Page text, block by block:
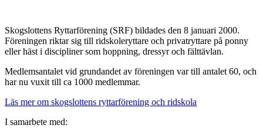
Skogslottens Ryttarförening (SRF) bildades den 8 januari 2000.
Föreningen riktar sig till ridskoleryttare och privatryttare på ponny
eller häst i discipliner som hoppning, dressyr och fälttävlan.
Medlemsantalet vid grundandet av föreningen var till antalet 60, och
har nu vuxit till ca 1000 medlemmar.
Läs mer om skogslottens ryttarförening och ridskola
I samarbete med: